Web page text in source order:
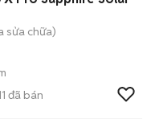
sửa chữa)
đã bán